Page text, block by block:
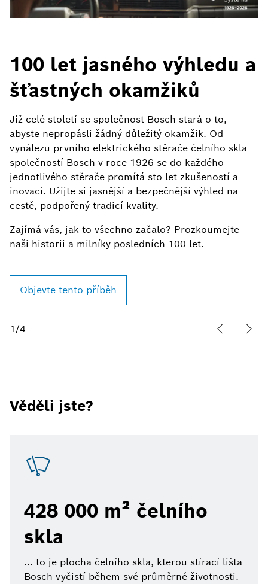
100 let jasného výhledu a
šťastných okamžiků
Již celé století se společnost Bosch stará o to,
abyste nepropásli žádný důležitý okamžik. Od
vynálezu prvního elektrického stěrače čelního skla
společností Bosch v roce 1926 se do každého
jednotlivého stěrače promítá sto let zkušeností a
inovací. Užijte si jasnější a bezpečnější výhled na
cestě, podpořený tradicí kvality.
Zajímá vás, jak to všechno začalo? Prozkoumejte
naši historii a milníky posledních 100 let.
Objevte tento příběh
1/4
Věděli jste?
428 000 m² čelního
skla
... to je plocha čelního skla, kterou stírací lišta
Bosch vyčistí během své průměrné životnosti.